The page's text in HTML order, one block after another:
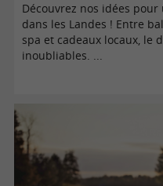
Découvrez nos idées
dans les Landes ! Entre
spa et cadeaux locaux, le
inoubliables. ...